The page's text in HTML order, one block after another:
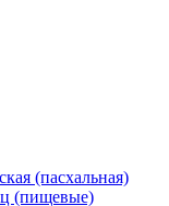
(пасхальная)
(пищевые)